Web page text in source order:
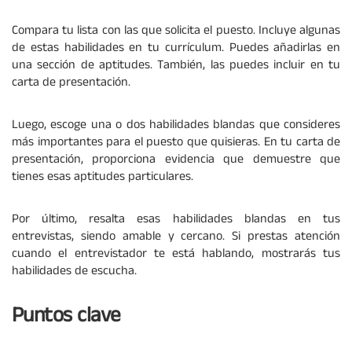
Compara tu lista con las que solicita el puesto. Incluye algunas
de estas habilidades en tu currículum. Puedes añadirlas en
una sección de aptitudes. También, las puedes incluir en tu
carta de presentación.
Luego, escoge una o dos habilidades blandas que consideres
más importantes para el puesto que quisieras. En tu carta de
presentación, proporciona evidencia que demuestre que
tienes esas aptitudes particulares.
Por último, resalta esas habilidades blandas en tus
entrevistas, siendo amable y cercano. Si prestas atención
cuando el entrevistador te está hablando, mostrarás tus
habilidades de escucha.
Puntos clave